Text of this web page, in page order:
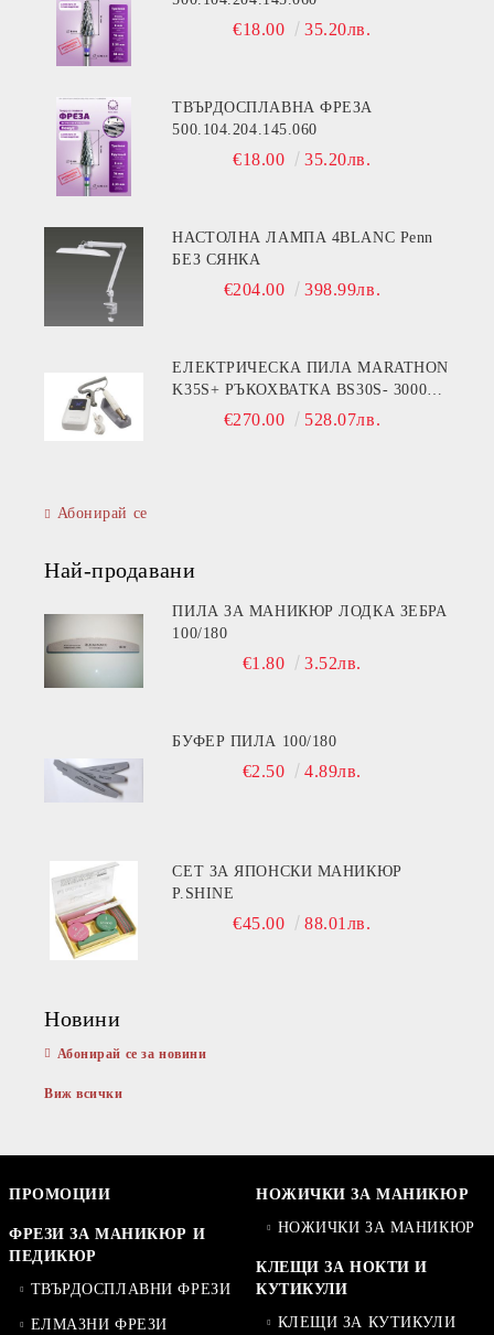
€18.00 35.20лв.
ТВЪРДОСПЛАВНА ФРЕЗА
500.104.204.145.060
€18.00 35.20лв.
НАСТОЛНА ЛАМПА 4BLANC Penn
БЕЗ СЯНКА
€204.00 398.99лв.
ЕЛЕКТРИЧЕСКА ПИЛА MARATHON
K35S+ РЪКОХВАТКА BS30S- 30000
ОБОРОТА€270.00 528.07лв.
Абонирай се
Най-продавани
ПИЛА ЗА МАНИКЮР ЛОДКА ЗЕБРА
100/180
€1.80 3.52лв.
БУФЕР ПИЛА 100/180
€2.50 4.89лв.
СЕТ ЗА ЯПОНСКИ МАНИКЮР
P.SHINE
€45.00 88.01лв.
Новини
Абонирай се за новини
Виж всички
ПРОМОЦИИ
ФРЕЗИ ЗА МАНИКЮР И
ПЕДИКЮР
ТВЪРДОСПЛАВНИ ФРЕЗИ
ЕЛМАЗНИ ФРЕЗИ
НОЖИЧКИ ЗА МАНИКЮР
НОЖИЧКИ ЗА МАНИКЮР
КЛЕЩИ ЗА НОКТИ И
КУТИКУЛИ
КЛЕЩИ ЗА КУТИКУЛИ